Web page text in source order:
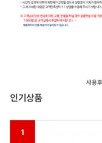
사용
인기상품
1